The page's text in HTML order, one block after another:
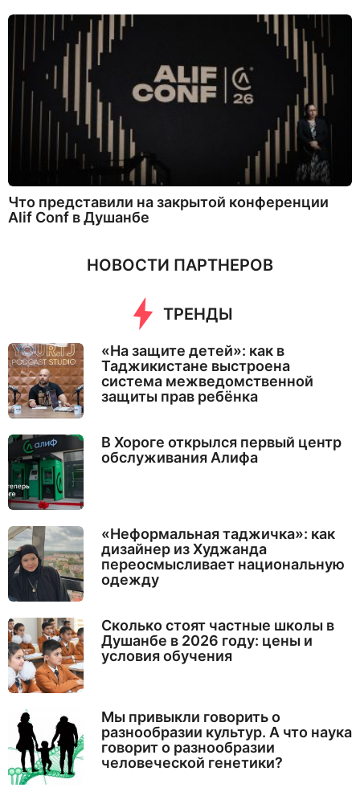
Что представили на закрытой конференции
Alif Conf в Душанбе
НОВОСТИ ПАРТНЕРОВ
ТРЕНДЫ
«На защите детей»: как в
Таджикистане выстроена
система межведомственной
защиты прав ребёнка
В Хороге открылся первый центр
обслуживания Алифа
«Неформальная таджичка»: как
дизайнер из Худжанда
переосмысливает национальную
одежду
Сколько стоят частные школы в
Душанбе в 2026 году: цены и
условия обучения
Мы привыкли говорить о
разнообразии культур. А что наука
говорит о разнообразии
человеческой генетики?